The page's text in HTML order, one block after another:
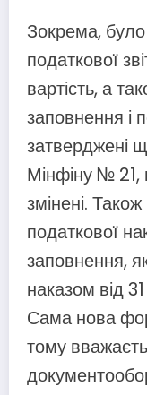
Зокрема,
податкової
вартість, а
заповнення і
затверджені
Мінфіну № 21,
змінені.
податкової
заповнення,
наказом від
Сама нова
тому